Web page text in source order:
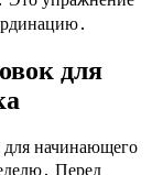
для
начинающего
Перед